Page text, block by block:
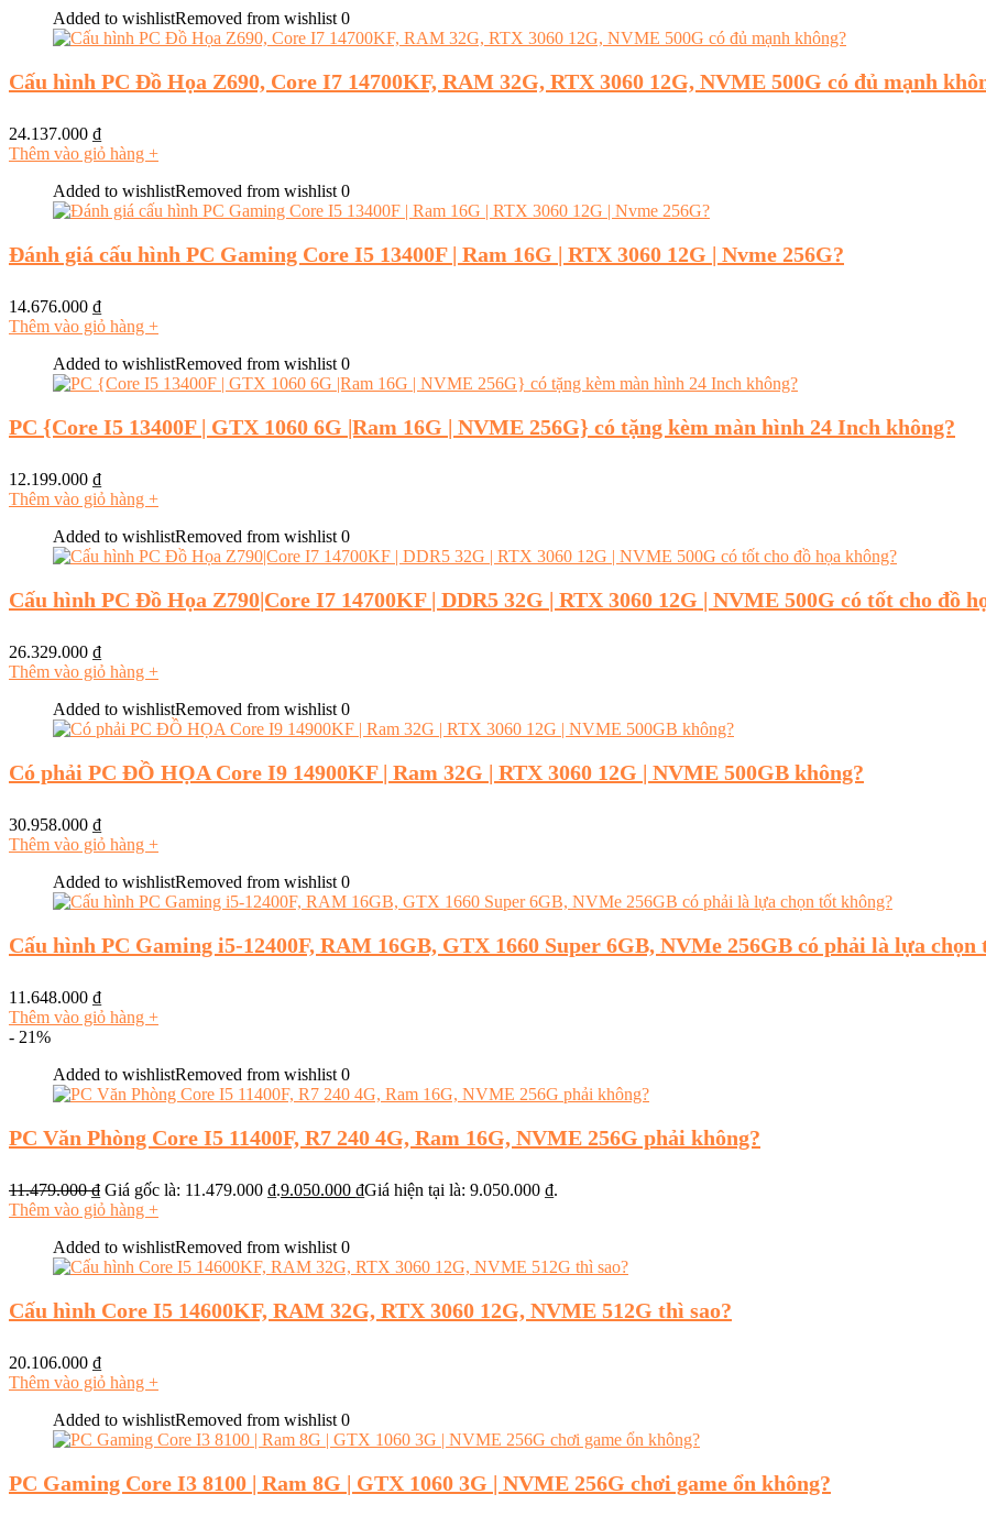
Added to wishlistRemoved from wishlist 0
Cấu hình PC Đồ Họa Z690, Core I7 14700KF, RAM 32G, RTX 3060 12G, NVME 500G có đủ mạnh
24.137.000 ₫
Thêm vào giỏ hàng +
Added to wishlistRemoved from wishlist 0
Đánh giá cấu hình PC Gaming Core I5 13400F | Ram 16G | RTX 3060 12G | Nvme 256G?
14.676.000 ₫
Thêm vào giỏ hàng +
Added to wishlistRemoved from wishlist 0
PC {Core I5 13400F | GTX 1060 6G |Ram 16G | NVME 256G} có tặng kèm màn hình 24 Inch không?
12.199.000 ₫
Thêm vào giỏ hàng +
Added to wishlistRemoved from wishlist 0
Cấu hình PC Đồ Họa Z790|Core I7 14700KF | DDR5 32G | RTX 3060 12G | NVME 500G có tốt cho đồ
26.329.000 ₫
Thêm vào giỏ hàng +
Added to wishlistRemoved from wishlist 0
Có phải PC ĐỒ HỌA Core I9 14900KF | Ram 32G | RTX 3060 12G | NVME 500GB không?
30.958.000 ₫
Thêm vào giỏ hàng +
Added to wishlistRemoved from wishlist 0
Cấu hình PC Gaming i5-12400F, RAM 16GB, GTX 1660 Super 6GB, NVMe 256GB có phải là lựa chọn
11.648.000 ₫
Thêm vào giỏ hàng +
- 21%
Added to wishlistRemoved from wishlist 0
PC Văn Phòng Core I5 11400F, R7 240 4G, Ram 16G, NVME 256G phải không?
11.479.000₫ Giá gốc là: 11.479.000 ₫.9.050.000 ₫Giá hiện tại là: 9.050.000 ₫.
Thêm vào giỏ hàng +
Added to wishlistRemoved from wishlist 0
Cấu hình Core I5 14600KF, RAM 32G, RTX 3060 12G, NVME 512G thì sao?
20.106.000 ₫
Thêm vào giỏ hàng +
Added to wishlistRemoved from wishlist 0
PC Gaming Core I3 8100 | Ram 8G | GTX 1060 3G | NVME 256G chơi game ổn không?